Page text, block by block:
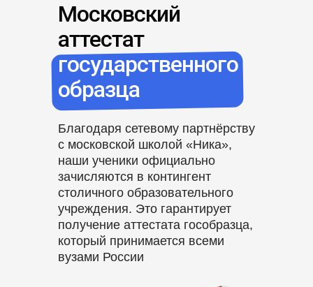
Благодаря сетевому партнёрству
с московской школой «Ника»,
наши ученики официально
зачисляются в контингент
столичного образовательного
учреждения. Это гарантирует
получение аттестата гособразца,
который принимается всеми
вузами России
Московский
аттестат
государственного
образца